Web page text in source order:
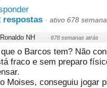
respostas · ativo 678
Ronaldo NH · 678 semanas atrás
o Barcos tem? Não
fraco e sem preparo
Moises, conseguiu jogar